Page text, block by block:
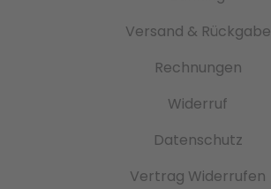
Versand & Rückgabe
Rechnungen
Widerruf
Datenschutz
Vertrag Widerrufen